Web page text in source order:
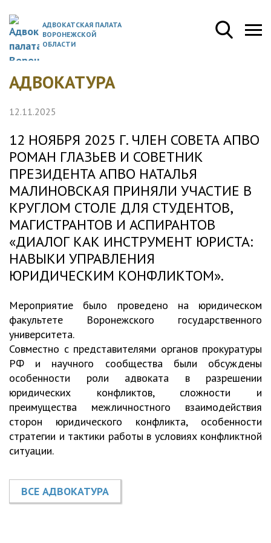
АДВОКАТСКАЯ ПАЛАТА
ВОРОНЕЖСКОЙ
ОБЛАСТИ
АДВОКАТУРА
12.11.2025
12 НОЯБРЯ 2025 Г. ЧЛЕН СОВЕТА АПВО
РОМАН ГЛАЗЬЕВ И СОВЕТНИК
ПРЕЗИДЕНТА АПВО НАТАЛЬЯ
МАЛИНОВСКАЯ ПРИНЯЛИ УЧАСТИЕ В
КРУГЛОМ СТОЛЕ ДЛЯ СТУДЕНТОВ,
МАГИСТРАНТОВ И АСПИРАНТОВ
«ДИАЛОГ КАК ИНСТРУМЕНТ ЮРИСТА:
НАВЫКИ УПРАВЛЕНИЯ
ЮРИДИЧЕСКИМ КОНФЛИКТОМ».
Мероприятие было проведено на юридическом
факультете Воронежского государственного
университета.
Совместно с представителями органов прокуратуры
РФ и научного сообщества были обсуждены
особенности роли адвоката в разрешении
юридических конфликтов, сложности и
преимущества межличностного взаимодействия
сторон юридического конфликта, особенности
стратегии и тактики работы в условиях конфликтной
ситуации.
ВСЕ АДВОКАТУРА